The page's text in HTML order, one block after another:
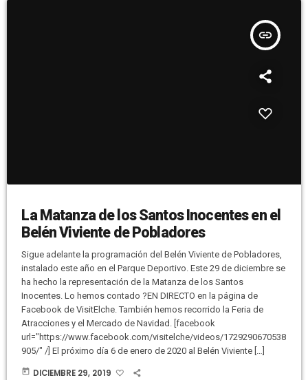
insert_link
La Matanza de los Santos Inocentes en el
Belén Viviente de Pobladores
Sigue adelante la programación del Belén Viviente de Pobladores,
instalado este año en el Parque Deportivo. Este 29 de diciembre se
ha hecho la representación de la Matanza de los Santos
Inocentes. Lo hemos contado ?EN DIRECTO en la página de
Facebook de VisitElche. También hemos recorrido la Feria de
Atracciones y el Mercado de Navidad. [facebook
url="https://www.facebook.com/visitelche/videos/1729290670538
905/" /] El próximo día 6 de enero de 2020 al Belén Viviente […]
today DICIEMBRE 29, 2019